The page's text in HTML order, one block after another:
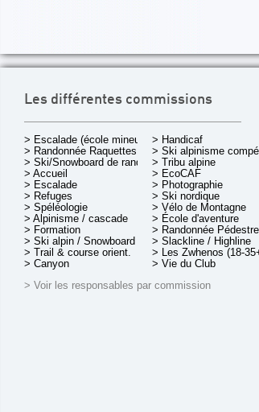
Les différentes commissions
> Escalade (école mineurs)
> Randonnée Raquettes
> Ski/Snowboard de rando.
> Accueil
> Escalade
> Refuges
> Spéléologie
> Alpinisme / cascade
> Formation
> Ski alpin / Snowboard
> Trail & course orient.
> Canyon
> Handicaf
> Ski alpinisme
> Tribu alpine
> EcoCAF
> Photographie
> Ski nordique
> Vélo de Montagne
> École d'aventure
> Randonnée Pédestre
> Slackline / Highline
> Les Zwhenos (18-
> Vie du Club
> Voir les responsables par commission